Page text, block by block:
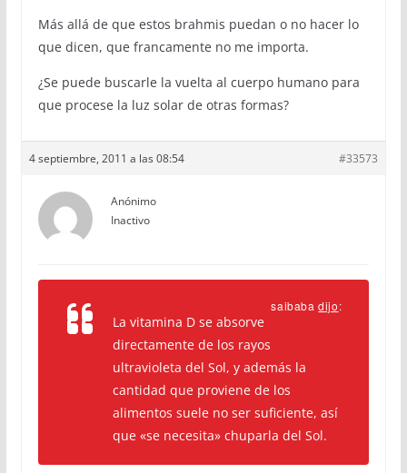
Más allá de que estos brahmis puedan o no hacer lo
que dicen, que francamente no me importa.
¿Se puede buscarle la vuelta al cuerpo humano para
que procese la luz solar de otras formas?
4 septiembre, 2011 a las 08:54 #33573
Anónimo
Inactivo
saibabadijo:
La vitamina D se absorve
directamente de los rayos
ultravioleta del Sol, y además la
cantidad que proviene de los
alimentos suele no ser suficiente, así
que «se necesita» chuparla del Sol.